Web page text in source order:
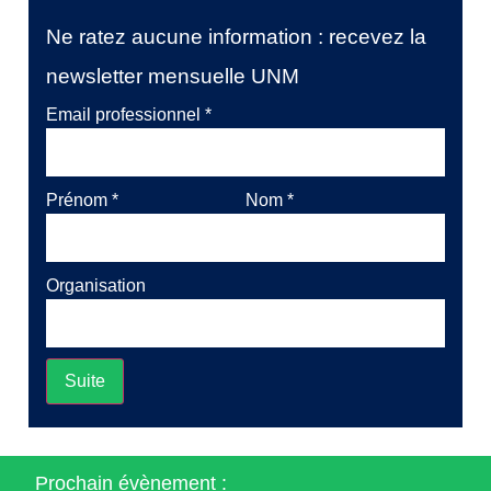
Ne ratez aucune information : recevez la
newsletter mensuelle UNM
Email professionnel *
Prénom * Nom *
Organisation
Suite
Prochain évènement :